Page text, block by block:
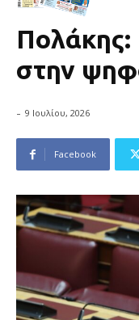
Πολάκης:
στην
- 9 Ιουλίου, 2026
Facebook